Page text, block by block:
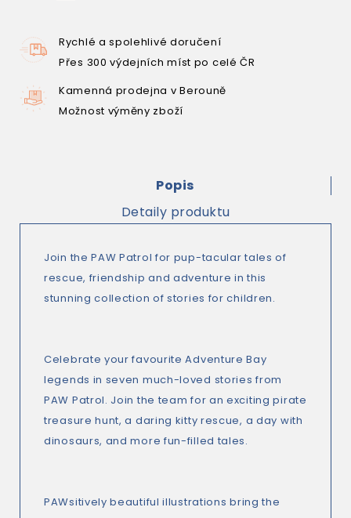
Rychlé a spolehlivé doručení
Přes 300 výdejních míst po celé ČR
Kamenná prodejna v Berouně
Možnost výměny zboží
Popis
Detaily produktu
Join the PAW Patrol for pup-tacular tales of
rescue, friendship and adventure in this
stunning collection of stories for children.
Celebrate your favourite Adventure Bay
legends in seven much-loved stories from
PAW Patrol. Join the team for an exciting pirate
treasure hunt, a daring kitty rescue, a day with
dinosaurs, and more fun-filled tales.
PAWsitively beautiful illustrations bring the